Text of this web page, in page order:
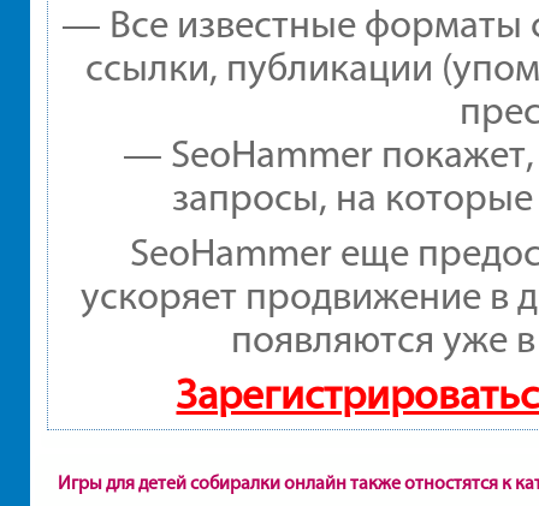
— Все известные форматы
ссылки, публикации
— SeoHammer покажет,
запросы, на
SeoHammer еще
ускоряет продвижение в
появляются уже
Игры для детей собиралки онлайн также отностятся к